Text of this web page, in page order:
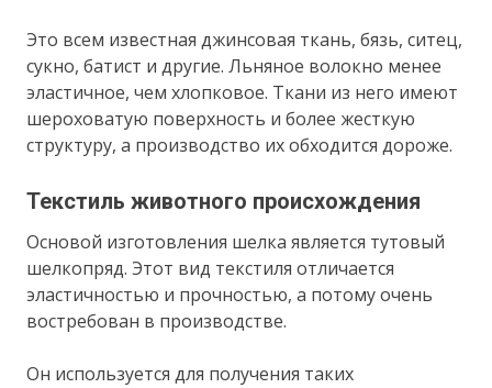
Это всем известная джинсовая ткань, бязь, ситец,
сукно, батист и другие. Льняное волокно менее
эластичное, чем хлопковое. Ткани из него имеют
шероховатую поверхность и более жесткую
структуру, а производство их обходится дороже.
Текстиль животного происхождения
Основой изготовления шелка является тутовый
шелкопряд. Этот вид текстиля отличается
эластичностью и прочностью, а потому очень
востребован в производстве.
Он используется для получения таких